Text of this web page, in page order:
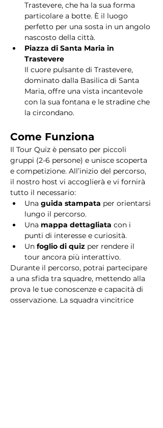
Trastevere, che ha la sua forma
particolare a botte. È il luogo
perfetto per una sosta in un angolo
nascosto della città.
Piazza di Santa Maria in
Trastevere
Il cuore pulsante di Trastevere,
dominato dalla Basilica di Santa
Maria, offre una vista incantevole
con la sua fontana e le stradine che
la circondano.
Come Funziona
Il Tour Quiz è pensato per piccoli
gruppi (2-6 persone) e unisce scoperta
e competizione. All’inizio del percorso,
il nostro host vi accoglierà e vi fornirà
tutto il necessario:
Una guida stampata per orientarsi
lungo il percorso.
Una mappa dettagliata con i
punti di interesse e curiosità.
Un foglio di quiz per rendere il
tour ancora più interattivo.
Durante il percorso, potrai partecipare
a una sfida tra squadre, mettendo alla
prova le tue conoscenze e capacità di
osservazione. La squadra vincitrice